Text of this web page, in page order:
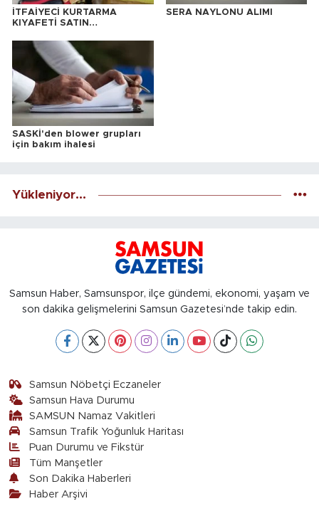
İTFAİYECİ KURTARMA
KIYAFETİ SATIN
SERA NAYLONU ALIMI
SASKİ'den blower grupları
için bakım ihalesi
Yükleniyor...
Samsun Haber, Samsunspor, ilçe gündemi, ekonomi, yaşam ve
son dakika gelişmelerini Samsun Gazetesi’nde takip edin.
Samsun Nöbetçi Eczaneler
Samsun Hava Durumu
SAMSUN Namaz Vakitleri
Samsun Trafik Yoğunluk Haritası
Puan Durumu ve Fikstür
Tüm Manşetler
Son Dakika Haberleri
Haber Arşivi